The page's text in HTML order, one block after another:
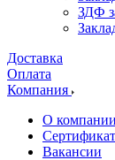
ЗДФ
Доставка
Оплата
Компания
О компании
Вакансии